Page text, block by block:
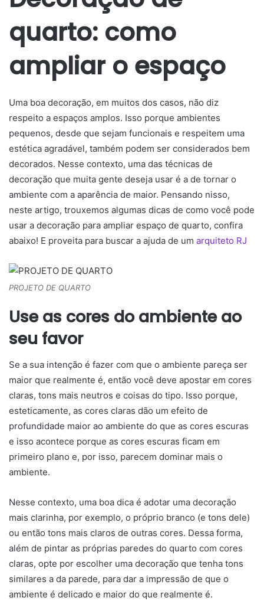
quarto: como
ampliar o espaço
Uma boa decoração, em muitos dos casos, não diz
respeito a espaços amplos. Isso porque ambientes
pequenos, desde que sejam funcionais e respeitem uma
estética agradável, também podem ser considerados bem
decorados. Nesse contexto, uma das técnicas de
decoração que muita gente deseja usar é a de tornar o
ambiente com a aparência de maior. Pensando nisso,
neste artigo, trouxemos algumas dicas de como você pode
usar a decoração para ampliar espaço de quarto, confira
abaixo! E proveita para buscar a ajuda de um arquiteto RJ
PROJETO DE QUARTO
Use as cores do ambiente ao
seu favor
Se a sua intenção é fazer com que o ambiente pareça ser
maior que realmente é, então você deve apostar em cores
claras, tons mais neutros e coisas do tipo. Isso porque,
esteticamente, as cores claras dão um efeito de
profundidade maior ao ambiente do que as cores escuras
e isso acontece porque as cores escuras ficam em
primeiro plano e, por isso, parecem dominar mais o
ambiente.
Nesse contexto, uma boa dica é adotar uma decoração
mais clarinha, por exemplo, o próprio branco (e tons dele)
ou então tons mais claros de outras cores. Dessa forma,
além de pintar as próprias paredes do quarto com cores
claras, opte por escolher uma decoração que tenha tons
similares a da parede, para dar a impressão de que o
ambiente é delicado e maior do que realmente é.